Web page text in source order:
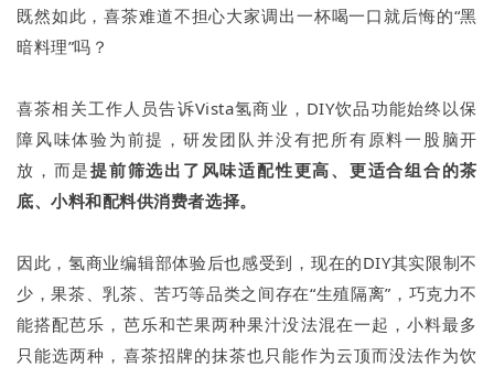
既然如此，喜茶难道不担心大家调出一杯喝一口就后悔的“黑
暗料理”吗？
喜茶相关工作人员告诉Vista氢商业，DIY饮品功能始终以保
障风味体验为前提，研发团队并没有把所有原料一股脑开
放，而是提前筛选出了风味适配性更高、更适合组合的茶
底、小料和配料供消费者选择。
因此，氢商业编辑部体验后也感受到，现在的DIY其实限制不
少，果茶、乳茶、苦巧等品类之间存在“生殖隔离”，巧克力不
能搭配芭乐，芭乐和芒果两种果汁没法混在一起，小料最多
只能选两种，喜茶招牌的抹茶也只能作为云顶而没法作为饮